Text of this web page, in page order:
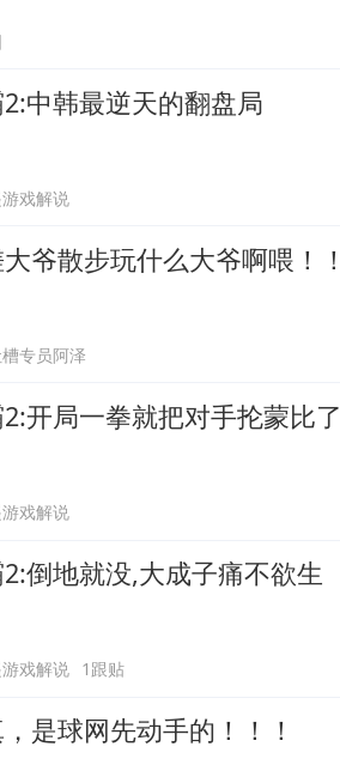
中韩最逆天的翻盘局
戏解说
爷散步玩什么大爷啊喂！！
专员阿泽
开局一拳就把对手抡蒙比了
戏解说
倒地就没,大成子痛不欲生
戏解说 1跟贴
是球网先动手的！！！